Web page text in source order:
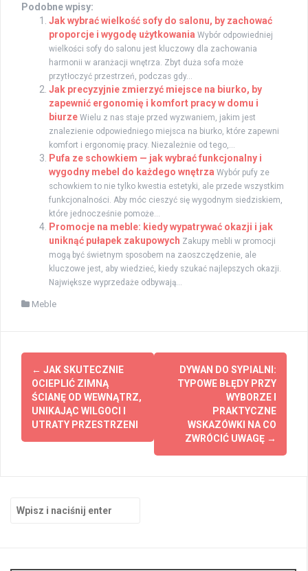
Podobne wpisy:
Jak wybrać wielkość sofy do salonu, by zachować
proporcje i wygodę użytkowania Wybór odpowiedniej
wielkości sofy do salonu jest kluczowy dla zachowania
harmonii w aranżacji wnętrza. Zbyt duża sofa może
przytłoczyć przestrzeń, podczas gdy...
Jak precyzyjnie zmierzyć miejsce na biurko, by
zapewnić ergonomię i komfort pracy w domu i
biurze Wielu z nas staje przed wyzwaniem, jakim jest
znalezienie odpowiedniego miejsca na biurko, które zapewni
komfort i ergonomię pracy. Niezależnie od tego,...
Pufa ze schowkiem — jak wybrać funkcjonalny i
wygodny mebel do każdego wnętrza Wybór pufy ze
schowkiem to nie tylko kwestia estetyki, ale przede wszystkim
funkcjonalności. Aby móc cieszyć się wygodnym siedziskiem,
które jednocześnie pomoże...
Promocje na meble: kiedy wypatrywać okazji i jak
uniknąć pułapek zakupowych Zakupy mebli w promocji
mogą być świetnym sposobem na zaoszczędzenie, ale
kluczowe jest, aby wiedzieć, kiedy szukać najlepszych okazji.
Największe wyprzedaże odbywają...
Meble
Zobacz
wpisy
← JAK SKUTECZNIE
OCIEPLIĆ ZIMNĄ
ŚCIANĘ OD WEWNĄTRZ,
UNIKAJĄC WILGOCI I
UTRATY PRZESTRZENI
DYWAN DO SYPIALNI:
TYPOWE BŁĘDY PRZY
WYBORZE I
PRAKTYCZNE
WSKAZÓWKI NA CO
ZWRÓCIĆ UWAGĘ →